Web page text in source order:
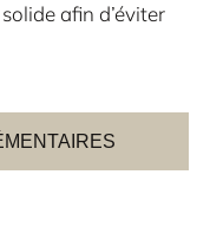
afin d’éviter